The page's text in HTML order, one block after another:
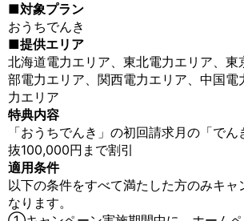
■対象プラン
おうちでんき
■提供エリア
北海道電力エリア、東北電力エリア、東
部電力エリア、関西電力エリア、中国電
力エリア
特典内容
「おうちでんき」の初回請求月の「で
抜100,000円まで割引
適用条件
以下の条件をすべて満たした方のみキャ
なります。